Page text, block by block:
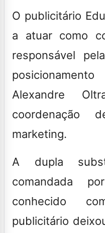
O publicitário
a atuar como
responsável
Alexandre
coordenação
marketing.
A dupla
comandada
conhecido
publicitário